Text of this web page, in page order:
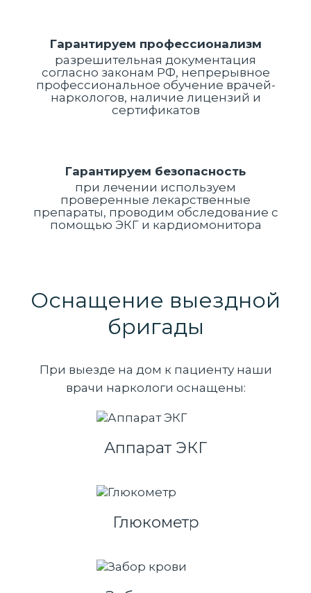
Гарантируем профессионализм
разрешительная документация
согласно законам РФ, непрерывное
профессиональное обучение врачей-
наркологов, наличие лицензий и
сертификатов
Гарантируем безопасность
при лечении используем
проверенные лекарственные
препараты, проводим обследование с
помощью ЭКГ и кардиомонитора
Оснащение выездной
бригады
При выезде на дом к пациенту наши
врачи наркологи оснащены:
Аппарат ЭКГ
Глюкометр